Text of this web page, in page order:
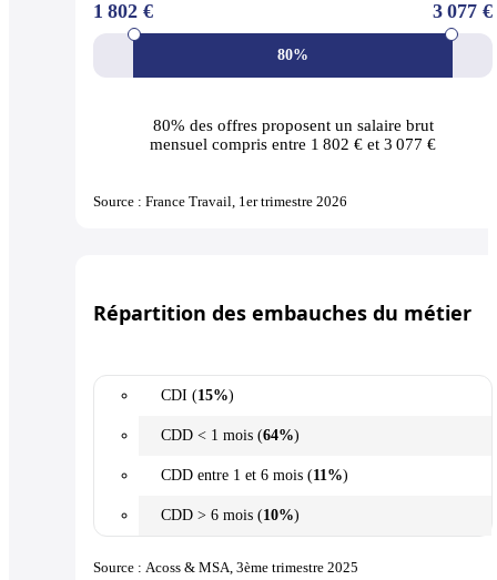
80%
1 802 € 3 077 €
80% des offresproposent un salaire brut
mensuel compris entre 1 802 € et 3 077 €
Source : France Travail, 1er trimestre 2026
Répartition des embauches du métier
CDI (15%)
CDD < 1 mois (64%)
CDD entre 1 et 6 mois (11%)
CDD > 6 mois (10%)
Source : Acoss & MSA, 3ème trimestre 2025